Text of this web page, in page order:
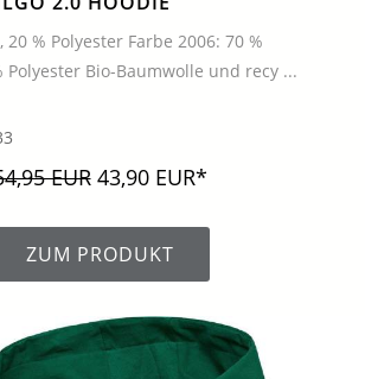
% Polyester Farbe 2006: 70 %
Polyester Bio-Baumwolle und recy ...
EUR43,90 EUR*
ZUM PRODUKT